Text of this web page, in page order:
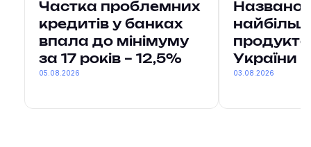
Частка проблемних
кредитів у банках
впала до мінімуму
за 17 років – 12,5%
05.08.2026
Названо
України
03.08.2026